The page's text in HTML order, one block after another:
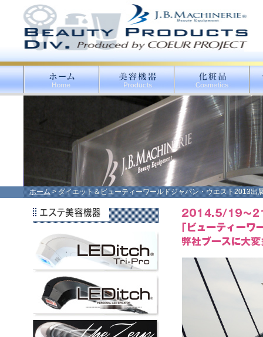
ホーム> ダイエット＆ビューティーワールドジャパン・ウエスト2013出